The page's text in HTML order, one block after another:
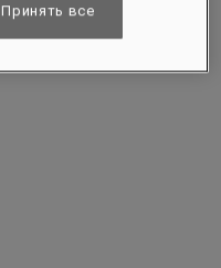
Принять все